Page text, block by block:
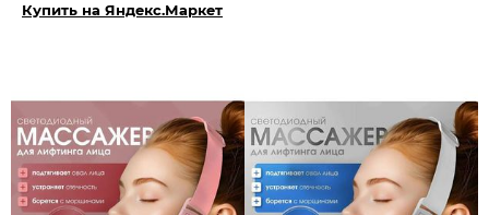
Купить на Яндекс.Маркет